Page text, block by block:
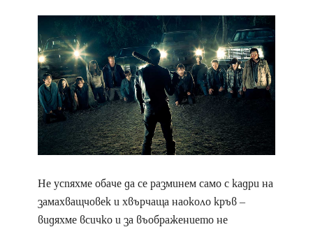
Не успяхме обаче да се разминем само с кадри на
замахващчовек и хвърчаща наоколо кръв –
видяхме всичко и за въображението не